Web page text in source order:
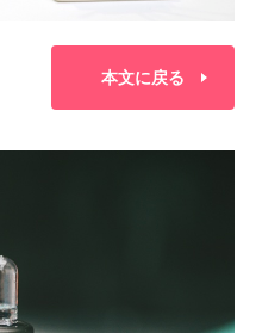
本文に戻る